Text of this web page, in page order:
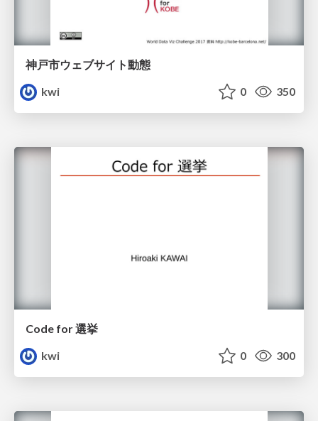
神戸市ウェブサイト動態
kwi
0 350
Code for 選挙
kwi
0 300